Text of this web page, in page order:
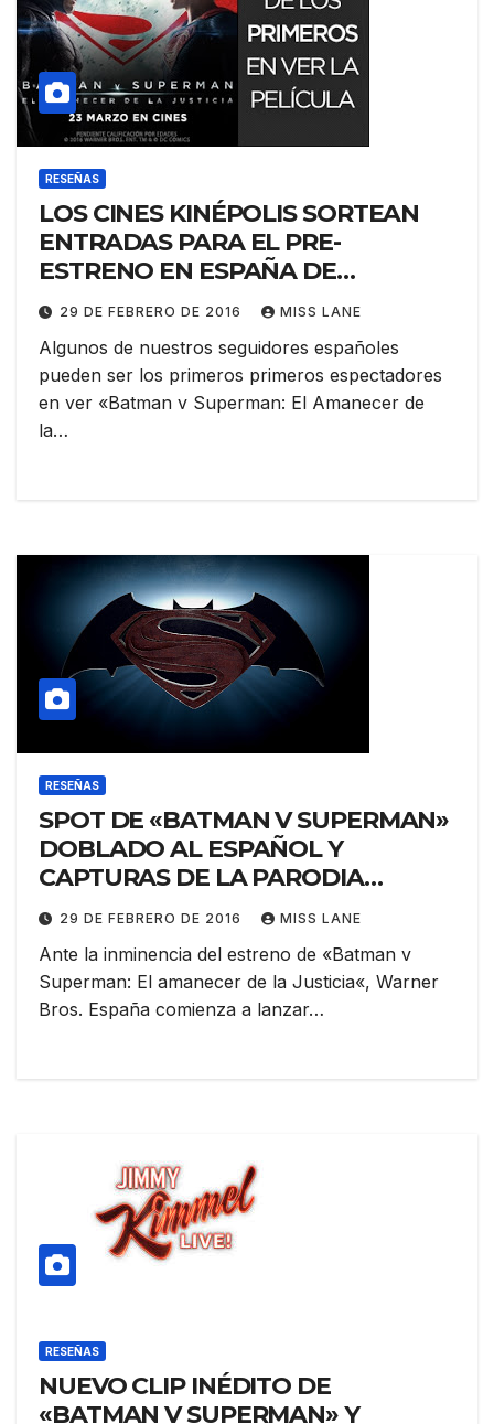
RESEÑAS
LOS CINES KINÉPOLIS SORTEAN
ENTRADAS PARA EL PRE-
ESTRENO EN ESPAÑA DE
«BATMAN V SUPERMAN»
29 DE FEBRERO DE 2016 MISS LANE
Algunos de nuestros seguidores españoles
pueden ser los primeros primeros espectadores
en ver «Batman v Superman: El Amanecer de
la…
RESEÑAS
SPOT DE «BATMAN V SUPERMAN»
DOBLADO AL ESPAÑOL Y
CAPTURAS DE LA PARODIA
EMITIDA EN EL PROGRAMA DE
JIMMY KIMMEL
29 DE FEBRERO DE 2016 MISS LANE
Ante la inminencia del estreno de «Batman v
Superman: El amanecer de la Justicia«, Warner
Bros. España comienza a lanzar…
RESEÑAS
NUEVO CLIP INÉDITO DE
«BATMAN V SUPERMAN» Y